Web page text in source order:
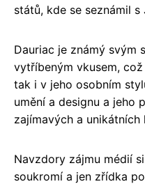
států, kde se seznámil s
Dauriac je známý svým
vytříbeným vkusem,
tak i v jeho osobním
umění a designu a jeho
zajímavých a unikátních
Navzdory zájmu médií
soukromí a jen zřídka